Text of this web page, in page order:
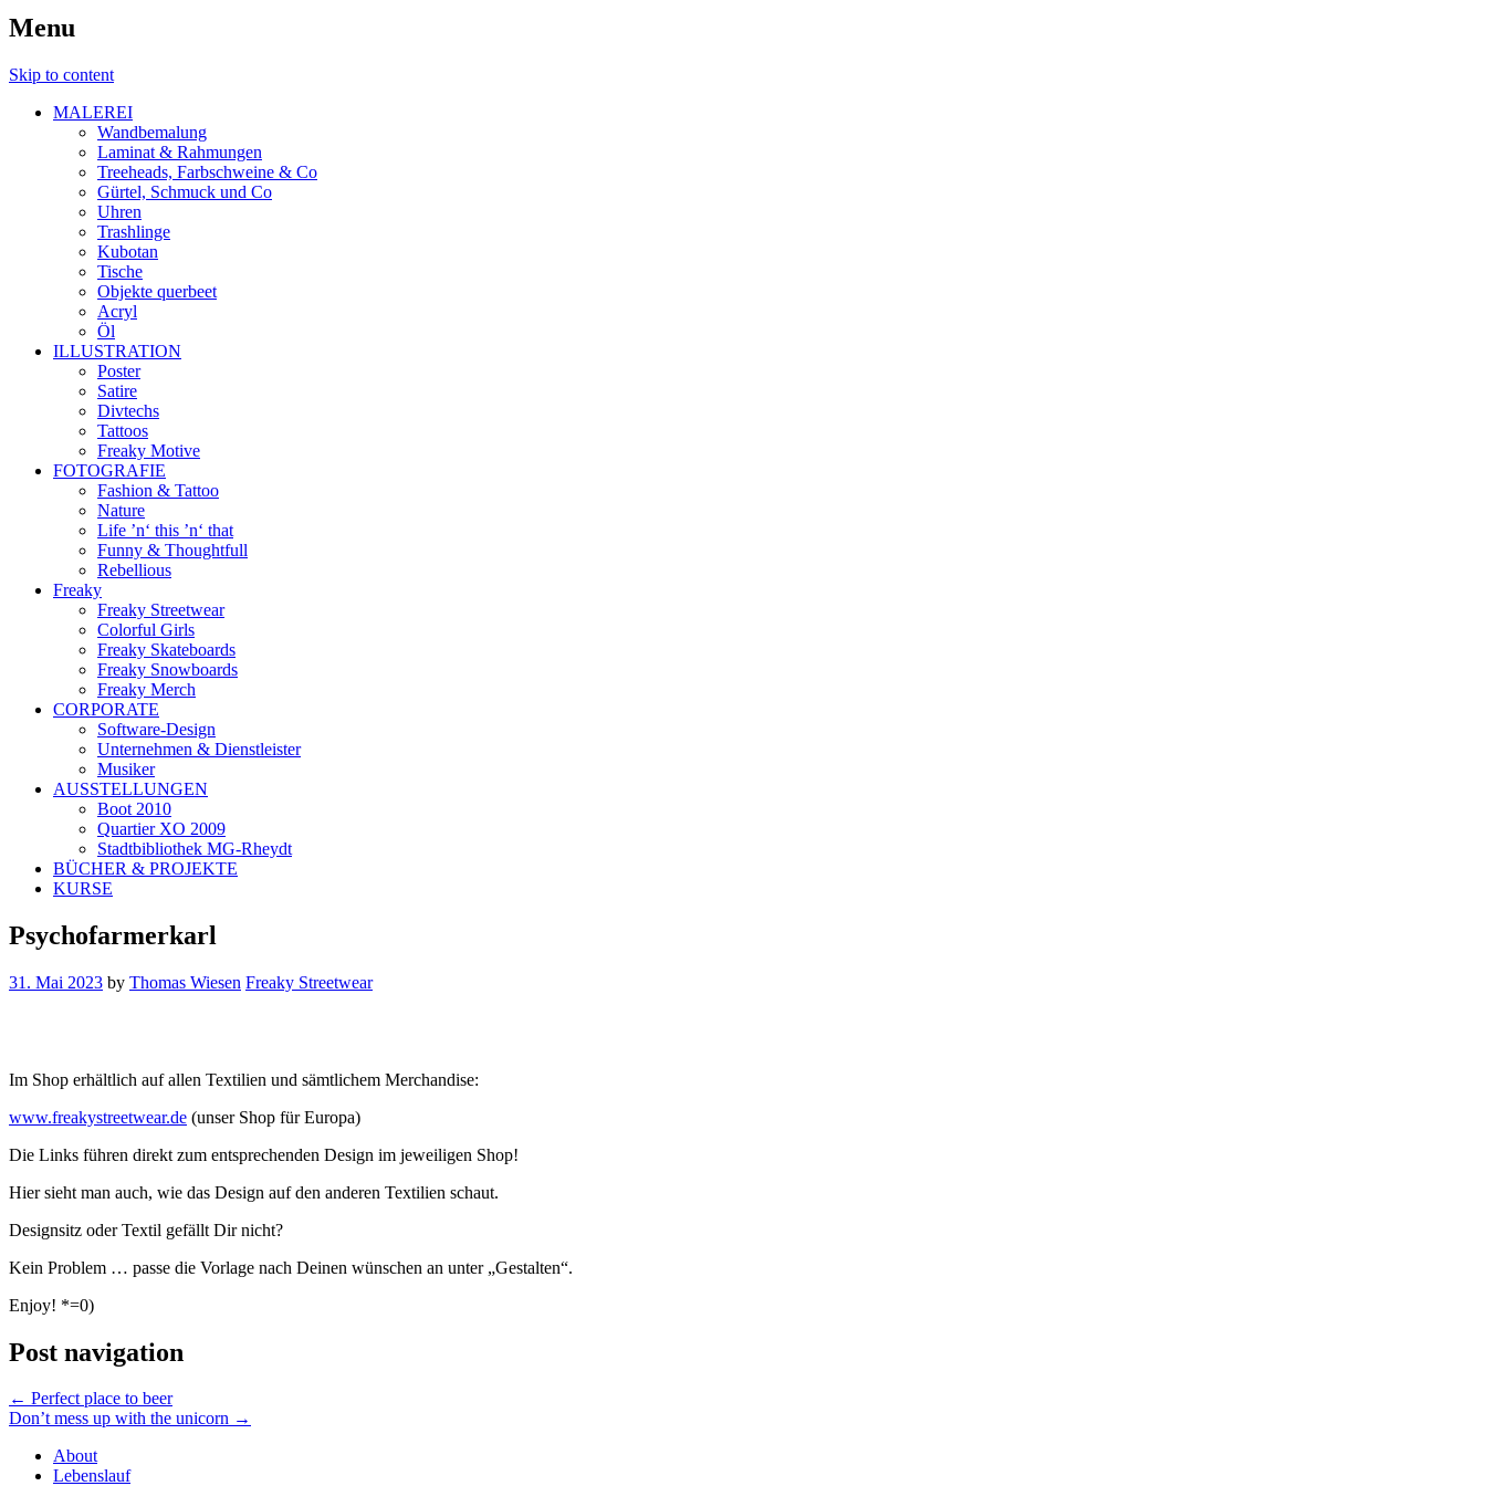
Menu
Skip to content
MALEREI
Wandbemalung
Laminat & Rahmungen
Treeheads, Farbschweine & Co
Gürtel, Schmuck und Co
Uhren
Trashlinge
Kubotan
Tische
Objekte querbeet
Acryl
Öl
ILLUSTRATION
Poster
Satire
Divtechs
Tattoos
Freaky Motive
FOTOGRAFIE
Fashion & Tattoo
Nature
Life ’n‘ this ’n‘ that
Funny & Thoughtfull
Rebellious
Freaky
Freaky Streetwear
Colorful Girls
Freaky Skateboards
Freaky Snowboards
Freaky Merch
CORPORATE
Software-Design
Unternehmen & Dienstleister
Musiker
AUSSTELLUNGEN
Boot 2010
Quartier XO 2009
Stadtbibliothek MG-Rheydt
BÜCHER & PROJEKTE
KURSE
Psychofarmerkarl
31. Mai 2023 by Thomas Wiesen Freaky Streetwear
Im Shop erhältlich auf allen Textilien und sämtlichem Merchandise:
www.freakystreetwear.de (unser Shop für Europa)
Die Links führen direkt zum entsprechenden Design im jeweiligen Shop!
Hier sieht man auch, wie das Design auf den anderen Textilien schaut.
Designsitz oder Textil gefällt Dir nicht?
Kein Problem … passe die Vorlage nach Deinen wünschen an unter „Gestalten“.
Enjoy! *=0)
Post navigation
← Perfect place to beer
Don’t mess up with the unicorn →
About
Lebenslauf